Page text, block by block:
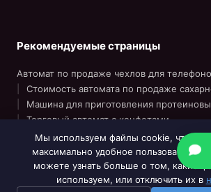
Рекомендуемые страницы
Автомат по продаже чехлов для
Стоимость автомата по продаже
Машина для приготовления
Торговый автомат с конфетами
© 2020–2026 «Wider Matrix» является
компании «Wider Matrix (GZ)
Мы используем файлы cookie, чтобы
максимально удобное пользование
можете узнать больше о том, какие
используем, или отключить их в